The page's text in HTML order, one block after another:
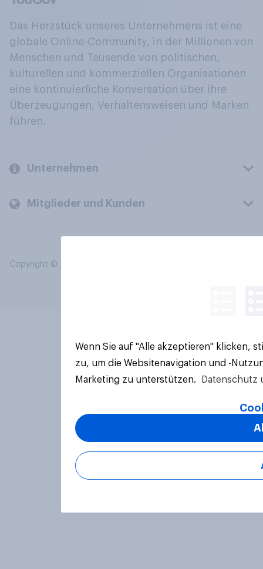
Das Herzstück unseres Unternehmens ist eine
globale Online-Community, in der Millionen von
Menschen und Tausende von politischen,
kulturellen und kommerziellen Organisationen
eine kontinuierliche Konversation über ihre
Überzeugungen, Verhaltensweisen und Marken
führen.
Unternehmen
Mitglieder und Kunden
Copyright © 2026 YouGov PLC. Alle Rechte vorbehalten.
Wenn Sie auf "Alle akzeptieren" klicken,
zu, um die Websitenavigation und -
Marketing zu unterstützen.
Datenschutz